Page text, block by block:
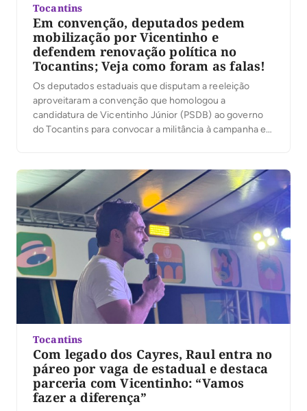
Tocantins
Em convenção, deputados pedem
mobilização por Vicentinho e
defendem renovação política no
Tocantins; Veja como foram as falas!
Os deputados estaduais que disputam a reeleição
aproveitaram a convenção que homologou a
candidatura de Vicentinho Júnior (PSDB) ao governo
do Tocantins para convocar a militância à campanha e
ao Senado, ambos do MDB. Em comum, os discursos
falaram em mudança […]
Tocantins
Com legado dos Cayres, Raul entra no
páreo por vaga de estadual e destaca
parceria com Vicentinho: “Vamos
fazer a diferença”